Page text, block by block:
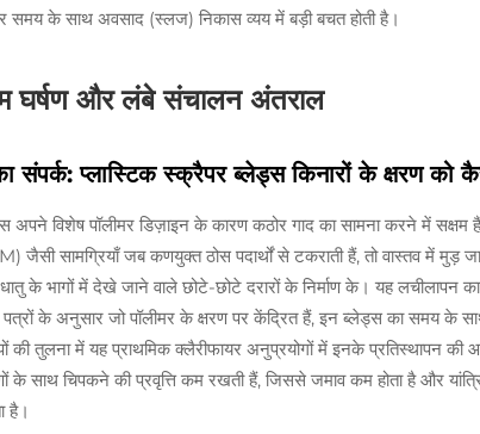
समय के साथ अवसाद (स्लज) निकास व्यय में बड़ी बचत होती है।
और लंबे संचालन अंतराल
संपर्क: प्लास्टिक स्क्रैपर ब्लेड्स किनारों के क्षरण को
अपने विशेष पॉलीमर डिज़ाइन के कारण कठोर गाद का सामना करने में
जैसी सामग्रियाँ जब कणयुक्त ठोस पदार्थों से टकराती हैं, तो वास्तव में मुड़
धातु के भागों में देखे जाने वाले छोटे-छोटे दरारों के निर्माण के। यह
के अनुसार जो पॉलीमर के क्षरण पर केंद्रित हैं, इन ब्लेड्स का समय के
की तुलना में यह प्राथमिक क्लैरीफायर अनुप्रयोगों में इनके प्रतिस्थापन
के साथ चिपकने की प्रवृत्ति कम रखती हैं, जिससे जमाव कम होता है और
है।